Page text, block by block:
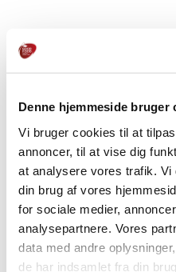
Denne hjemmeside bruger
Vi bruger cookies til at
annoncer, til at vise dig
at analysere vores trafik. Vi
din brug af vores
for sociale medier,
analysepartnere. Vores
data med andre
de har indsamlet fra din
Weitere